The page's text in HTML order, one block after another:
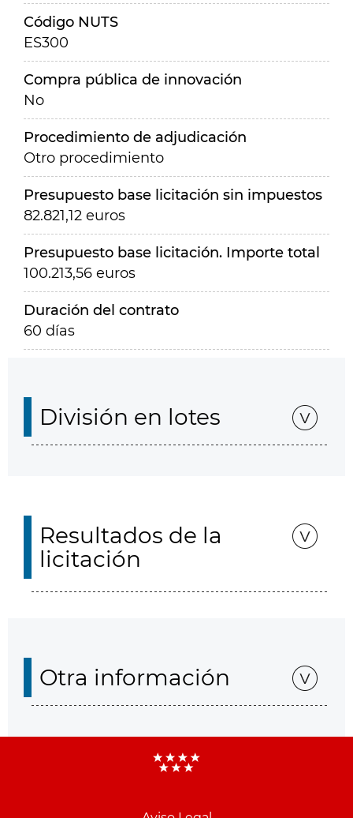
Código NUTS
ES300
Compra pública de innovación
No
Procedimiento de adjudicación
Otro procedimiento
Presupuesto base licitación sin impuestos
82.821,12 euros
Presupuesto base licitación. Importe total
100.213,56 euros
Duración del contrato
60 días
División en lotes
Resultados de la
licitación
Otra información